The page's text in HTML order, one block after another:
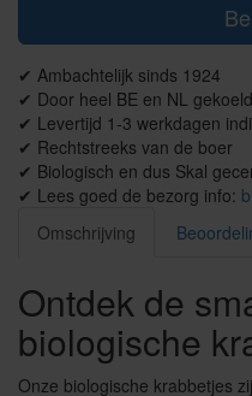
✔ Ambachtelijk sinds 1924
✔ Door heel BE en NL
✔ Levertijd 1-3 werkdagen
✔ Rechtstreeks van de boer
✔ Biologisch en dus Skal
✔ Lees goed de bezorg info:
Omschrijving
Ontdek de
biologische
Onze biologische krabbetjes